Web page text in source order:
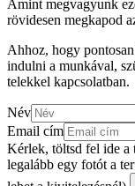
Amint megvagyunk
rövidesen megkapod
Ahhoz, hogy
indulni a munkával,
telekkel kapcsolatban.
Név
Email cím
Kérlek, töltsd fel ide a
legalább egy fotót a